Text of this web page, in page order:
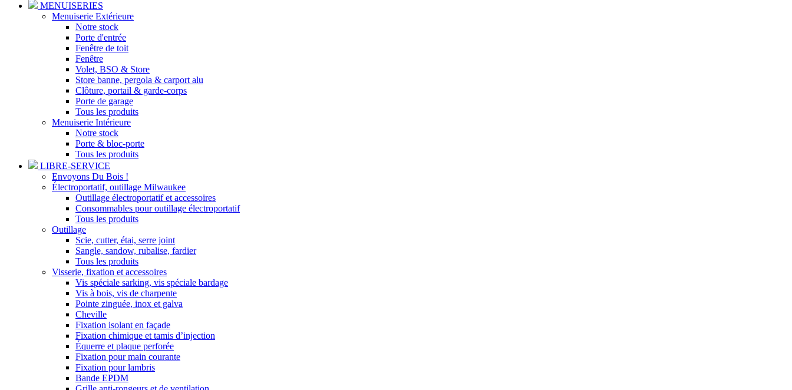
MENUISERIES
Menuiserie Extérieure
Notre stock
Porte d'entrée
Fenêtre de toit
Fenêtre
Volet, BSO & Store
Store banne, pergola & carport alu
Clôture, portail & garde-corps
Porte de garage
Tous les produits
Menuiserie Intérieure
Notre stock
Porte & bloc-porte
Tous les produits
LIBRE-SERVICE
Envoyons Du Bois !
Électroportatif, outillage Milwaukee
Outillage électroportatif et accessoires
Consommables pour outillage électroportatif
Tous les produits
Outillage
Scie, cutter, étai, serre joint
Sangle, sandow, rubalise, fardier
Tous les produits
Visserie, fixation et accessoires
Vis spéciale sarking, vis spéciale bardage
Vis à bois, vis de charpente
Pointe zinguée, inox et galva
Cheville
Fixation isolant en façade
Fixation chimique et tamis d’injection
Équerre et plaque perforée
Fixation pour main courante
Fixation pour lambris
Bande EPDM